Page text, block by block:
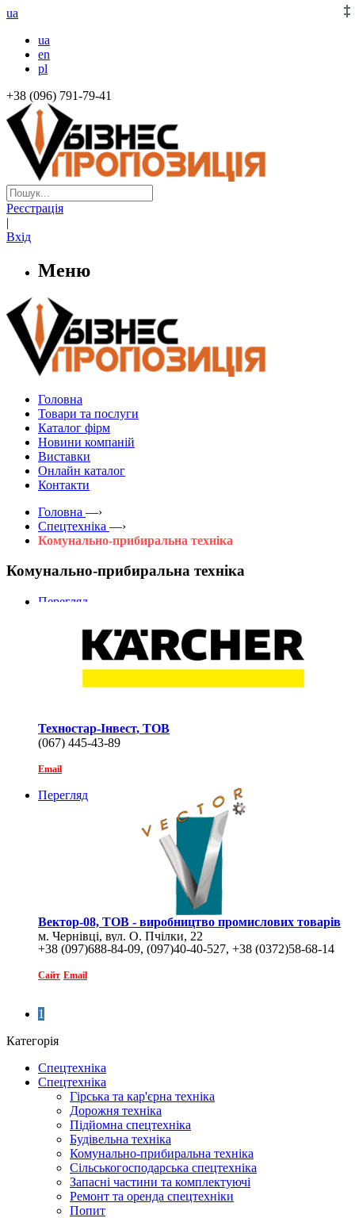
ua
ua
en
pl
+38 (096) 791-79-41
Реєстрація
|
Вхід
Меню
Головна
Товари та послуги
Каталог фірм
Новини компаній
Виставки
Онлайн каталог
Контакти
Головна —›
Спецтехніка —›
Комунально-прибиральна техніка
Комунально-прибиральна техніка
Перегляд
Техностар-Інвест, ТОВ
(067) 445-43-89
Email
Перегляд
Вектор-08, ТОВ - виробництво промислових товарів
м. Чернівці, вул. О. Пчілки, 22
+38 (097)688-84-09, (097)40-40-527, +38 (0372)58-68-14
Сайт Email
1
Категорія
Спецтехніка
Спецтехніка
Гірська та кар'єрна техніка
Дорожня техніка
Підйомна спецтехніка
Будівельна техніка
Комунально-прибиральна техніка
Сільськогосподарська спецтехніка
Запасні частини та комплектуючі
Ремонт та оренда спецтехніки
Попит